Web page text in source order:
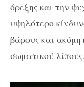
όρεξης και την
υψηλότερο
βάρους και ακόμη
σωματικού λίπους.